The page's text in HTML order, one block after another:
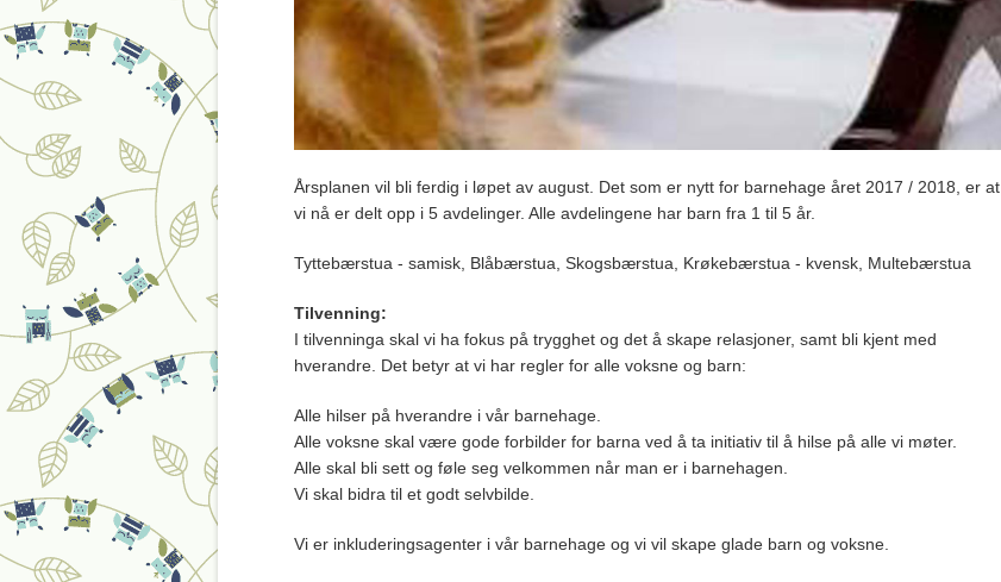
Årsplanen vil bli ferdig i løpet av august. Det som er nytt for barnehage året 2017 / 2018, er at
vi nå er delt opp i 5 avdelinger. Alle avdelingene har barn fra 1 til 5 år.
Tyttebærstua - samisk, Blåbærstua, Skogsbærstua, Krøkebærstua - kvensk, Multebærstua
Tilvenning:
I tilvenninga skal vi ha fokus på trygghet og det å skape relasjoner, samt bli kjent med
hverandre. Det betyr at vi har regler for alle voksne og barn:
Alle hilser på hverandre i vår barnehage.
Alle voksne skal være gode forbilder for barna ved å ta initiativ til å hilse på alle vi møter.
Alle skal bli sett og føle seg velkommen når man er i barnehagen.
Vi skal bidra til et godt selvbilde.
Vi er inkluderingsagenter i vår barnehage og vi vil skape glade barn og voksne.